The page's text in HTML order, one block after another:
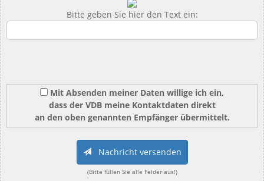
Bitte geben Sie hier den Text ein:
Mit Absenden meiner Daten willige ich ein,
dass der VDB meine Kontaktdaten direkt
an den oben genannten Empfänger übermittelt.
Nachricht versenden
(Bitte füllen Sie alle Felder aus!)